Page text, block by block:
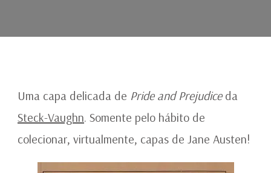
PREJUDICE
Uma capa delicada de Pride and Prejudiceda
Steck-Vaughn. Somente pelo hábito de
colecionar, virtualmente, capas de Jane Austen!